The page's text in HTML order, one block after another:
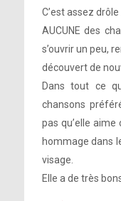
C’est assez
AUCUNE des
s’ouvrir un peu,
découvert de
Dans tout ce
chansons
pas qu’elle
hommage dans
visage.
Elle a de très